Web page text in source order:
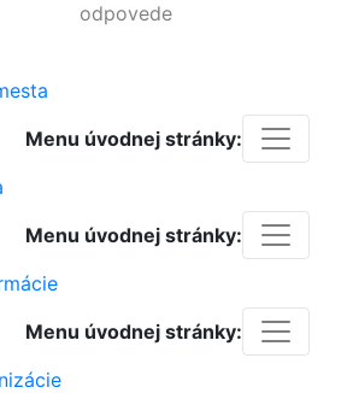
odpovede
Menu úvodnej stránky:
Menu úvodnej stránky:
Menu úvodnej stránky: